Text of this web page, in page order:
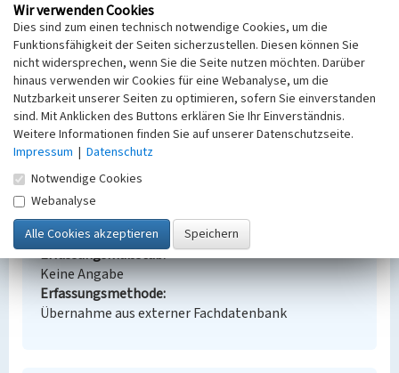
BKM-Nummer:32002408
(Erfassungsprojekt Lausitz, BLDAM 2023)
Abraumkippe des Tagebaus 'Friedländer'
Schlagwörter
Abraumhalde
Ort
Kostebrau | Lauchhammer
Fachsicht(en)
Denkmalpflege
Erfassungsmaßstab
Keine Angabe
Erfassungsmethode
Übernahme aus externer Fachdatenbank
Wir verwenden Cookies
Dies sind zum einen technisch notwendige Cookies, um die
Funktionsfähigkeit der Seiten sicherzustellen. Diesen können Sie
nicht widersprechen, wenn Sie die Seite nutzen möchten. Darüber
hinaus verwenden wir Cookies für eine Webanalyse, um die
Nutzbarkeit unserer Seiten zu optimieren, sofern Sie einverstanden
sind. Mit Anklicken des Buttons erklären Sie Ihr Einverständnis.
Weitere Informationen finden Sie auf unserer Datenschutzseite.
Impressum | Datenschutz
Notwendige Cookies
Webanalyse